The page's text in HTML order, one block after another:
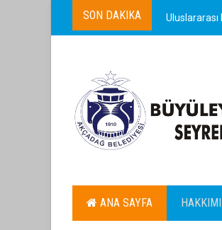
SON DAKIKA Uluslararası
ANA SAYFA